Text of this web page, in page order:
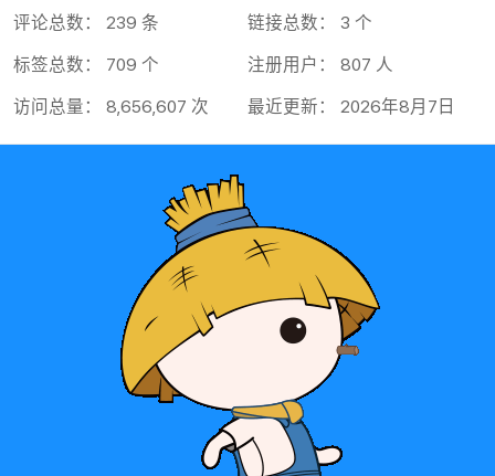
评论总数： 239 条 链接总数： 3 个
标签总数： 709 个 注册用户： 807 人
访问总量： 8,656,607 次 最近更新： 2026年8月7日